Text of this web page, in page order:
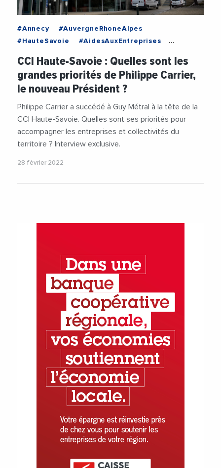
#Annecy
#AuvergneRhoneAlpes
#HauteSavoie
#AidesAuxEntreprises
#CCIHauteSavoie
#Entreprises
#HauteSavoie
#Institutions #PhilippeCarrier
CCI Haute-Savoie : Quelles sont les
grandes priorités de Philippe Carrier,
le nouveau Président ?
Philippe Carrier a succédé à Guy Métral à la tête de la
CCI Haute-Savoie. Quelles sont ses priorités pour
accompagner les entreprises et collectivités du
territoire ? Interview exclusive.
28 février 2022